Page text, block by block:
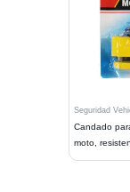
Seguridad
Candado
moto,